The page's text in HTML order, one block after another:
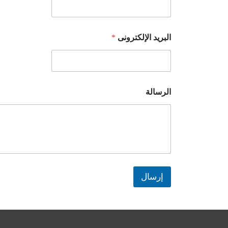
البريد الإلكترونى *
الرسالة
إرسال